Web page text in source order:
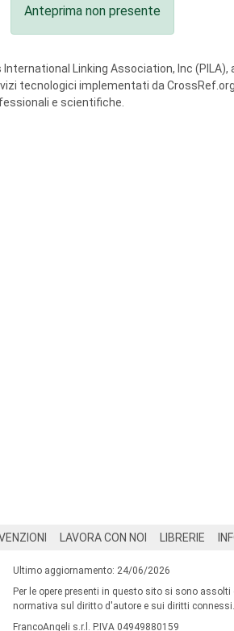
Anteprima non presente
Linking Association, Inc
tecnologici implementati da
e scientifiche.
LAVORA CON NOI LIBRERIE
Ultimo aggiornamento: 24/06/2026
Per le opere presenti in questo sito si sono
normativa sul diritto d'autore e sui diritti connessi.
FrancoAngeli s.r.l. P.IVA 04949880159